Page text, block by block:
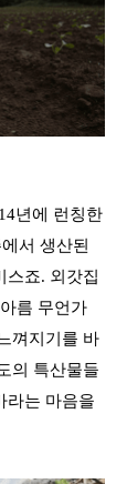
년에 런칭한
서 생산된
스죠. 외갓집
름 무언가
껴지기를 바
의 특산물들
라는 마음을